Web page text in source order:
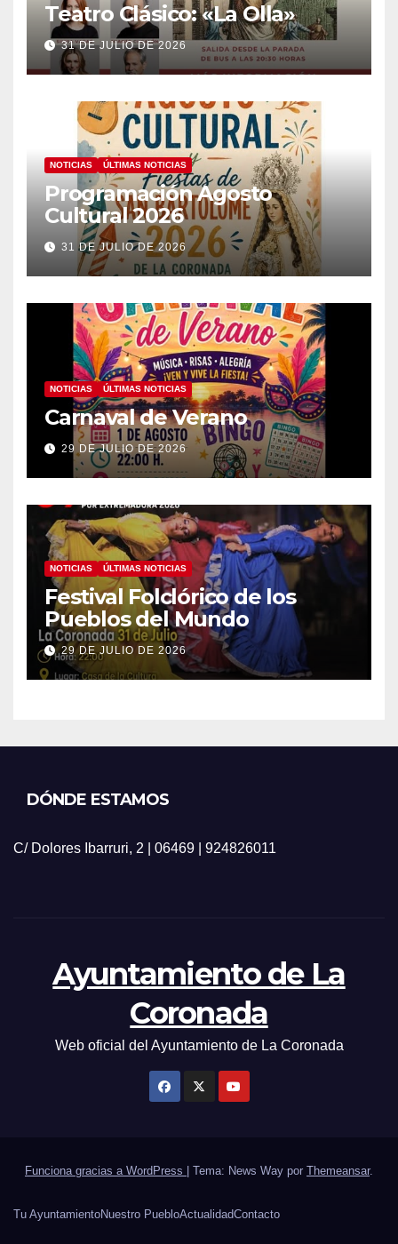
Teatro Clásico: «La Olla»
31 DE JULIO DE 2026
NOTICIAS ÚLTIMAS NOTICIAS
Programación Agosto
Cultural 2026
31 DE JULIO DE 2026
NOTICIAS ÚLTIMAS NOTICIAS
Carnaval de Verano
29 DE JULIO DE 2026
NOTICIAS ÚLTIMAS NOTICIAS
Festival Folclórico de los
Pueblos del Mundo
29 DE JULIO DE 2026
DÓNDE ESTAMOS
C/ Dolores Ibarruri, 2 | 06469 | 924826011
Ayuntamiento de La
Coronada
Web oficial del Ayuntamiento de La Coronada
Funciona gracias a WordPress Tema: News Way por Themeansar.
Tu AyuntamientoNuestro PuebloActualidadContacto